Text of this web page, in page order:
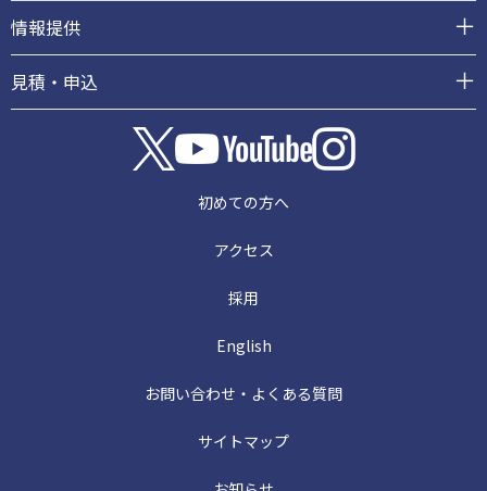
情報提供
見積・申込
初めての方へ
アクセス
採用
English
お問い合わせ・よくある質問
サイトマップ